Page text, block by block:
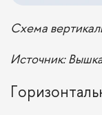
Схема
Источник: